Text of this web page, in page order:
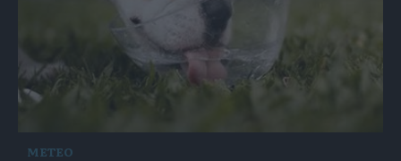
METEO